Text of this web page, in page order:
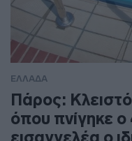
ΕΛΛΑΔΑ
Πάρος:
όπου πνίγηκε